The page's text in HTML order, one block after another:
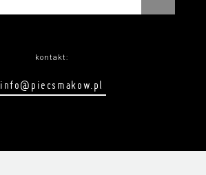
kontakt:
info@piecsmakow.pl